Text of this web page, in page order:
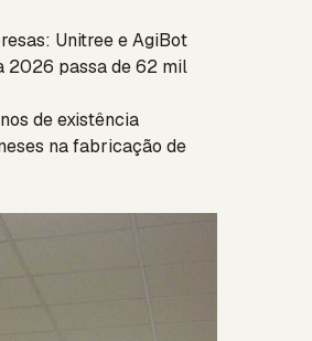
Unitree e AgiBot
2026 passa de 62 mil
de existência
na fabricação de